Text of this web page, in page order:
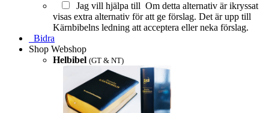
Jag vill hjälpa till Om detta alternativ är ikryssat
visas extra alternativ för att ge förslag. Det är upp till
Kärnbibelns ledning att acceptera eller neka förslag.
Bidra
Shop Webshop
Helbibel (GT & NT)